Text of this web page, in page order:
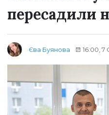
пересадили
Єва Буянова 16:00, 7